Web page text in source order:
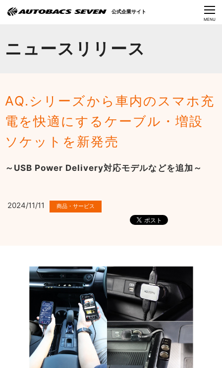
CLOSE
MENU
ニュースリリース
AQ.シリーズから車内のスマホ充
電を快適にするケーブル・増設
ソケットを新発売
～USB Power Delivery対応モデルなどを追加～
2024/11/11
公式企業サイト
サステナビリティ
Language